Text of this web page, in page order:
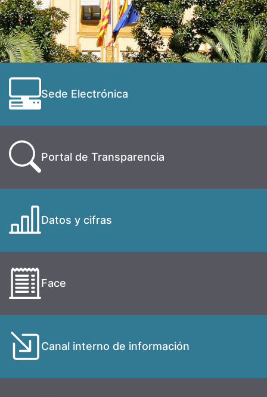
Sede Electrónica
Portal de Transparencia
Datos y cifras
Face
Canal interno de información